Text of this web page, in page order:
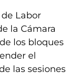
Labor
la Cámara
los bloques
el
las sesiones